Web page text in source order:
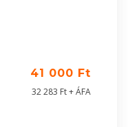
41 000 Ft
32 283 Ft + ÁFA